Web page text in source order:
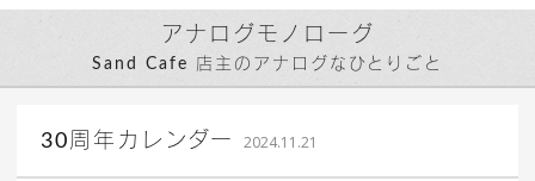
アナログモノローグ
Sand Cafe 店主のアナログなひとりごと
30周年カレンダー 2024.11.21